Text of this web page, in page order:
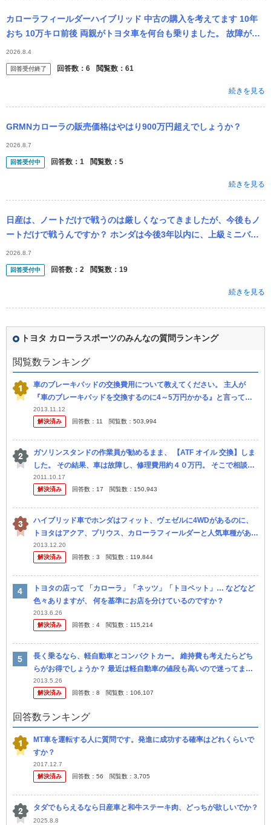
カローラフィールダーハイブリッド 中古の購入を考えてます 10年
おち 10万キロ前後 両親がトヨタ車を何台も乗りました。 故障がぜ
んぜんありません 僕もトヨタガイヤを16年乗りました 故...
2026.8.4
回答受付終了 回答数： 6 閲覧数： 61
続きを見る
GRMNカローラの販売価格はやはり900万円超えでしょうか？
2026.8.7
回答受付中 回答数： 1 閲覧数： 5
続きを見る
日産は、ノートだけで戦うのは厳しくなってきましたが、今後もノ
ートだけで戦うんですか？ ホンダは今後3年以内に、上級ミニバン
の新型車を国内発売する検討を始めた。次世代ハイブリッドシステ
ムの採用を見...
2026.8.7
回答受付中 回答数： 2 閲覧数： 19
続きを見る
トヨタ カローラスポーツのみんなの質問ランキング
閲覧数ランキング
車のブレーキパッドの交換費用について教えてください。 主人が
『車のブレーキパッドを交換するのに4～5万円かかる』と言ってき
ました。 ディーラーさんに頼むようです。 そんなにかかるも のなん
でし...
2013.11.12
解決済み
回答数： 11 閲覧数： 503,994
ガソリンスタンドの作業員が勧めるまま、 【ATF オイル 交換】しま
した。 その結果、車は故障し、修理費用約４０万円。 そこで相談で
す。 セルフのガソリンスタンドの作業員に勧められ、ほいほ...
2011.10.17
解決済み
回答数： 17 閲覧数： 150,943
ハイブリッド車でホンダはフィット、ヴェゼルに4WDがあるのに、
トヨタはアクア、プリウス、カローラフィールダーと人気車種がある
のに4WDがないのは何故でしょう？ カローラフィールダーなんて 仕
事で...
2013.12.20
解決済み
回答数： 3 閲覧数： 119,844
トヨタの店って 「カローラ」「ネッツ」「トヨペット」… などなど
色々ありますが、 何を基準にお店を分けているのですか？
2013.6.26
解決済み
回答数： 4 閲覧数： 115,214
長く乗るなら、軽自動車とコンパクトカー。 維持費も考えたらどち
らがお得でしょうか？ 最近は軽自動車の値段も高いので迷ってま
す。 軽自動車のターボ車の価格ならカローラだって買えち ゃいます
よね。
2013.5.26
解決済み
回答数： 8 閲覧数： 106,107
回答数ランキング
MT車を運転する人に質問です。発進に成功する確率はどれくらいで
すか？
2017.12.7
解決済み
回答数： 56 閲覧数： 3,705
タダでもらえるなら日産車と和牛ステーキ肉、どっちが欲しいでか？
2025.8.8